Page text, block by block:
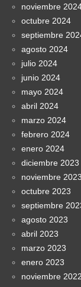
noviembre
octubre 2024
septiembre
agosto 2024
julio 2024
junio 2024
mayo 2024
abril 2024
marzo 2024
febrero 2024
enero 2024
diciembre 2023
noviembre 2023
octubre 2023
septiembre
agosto 2023
abril 2023
marzo 2023
enero 2023
noviembre 2022